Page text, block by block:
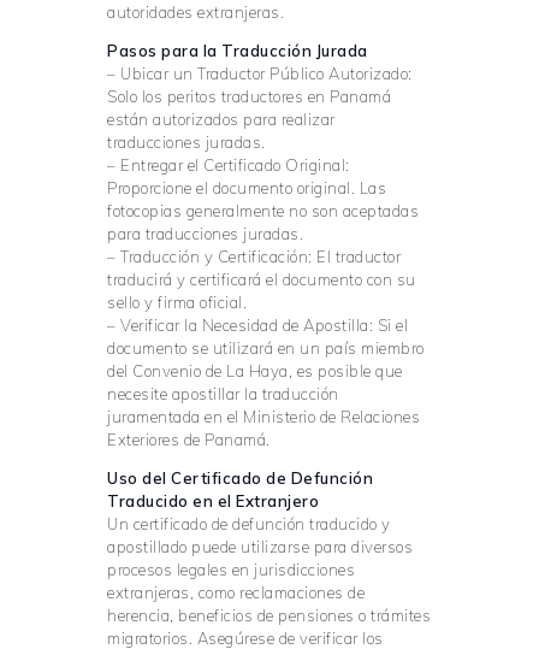
autoridades extranjeras.
Pasos para la Traducción Jurada
– Ubicar un Traductor Público Autorizado:
Solo los peritos traductores en Panamá
están autorizados para realizar
traducciones juradas.
– Entregar el Certificado Original:
Proporcione el documento original. Las
fotocopias generalmente no son aceptadas
para traducciones juradas.
– Traducción y Certificación: El traductor
traducirá y certificará el documento con su
sello y firma oficial.
– Verificar la Necesidad de Apostilla: Si el
documento se utilizará en un país miembro
del Convenio de La Haya, es posible que
necesite apostillar la traducción
juramentada en el Ministerio de Relaciones
Exteriores de Panamá.
Uso del Certificado de Defunción
Traducido en el Extranjero
Un certificado de defunción traducido y
apostillado puede utilizarse para diversos
procesos legales en jurisdicciones
extranjeras, como reclamaciones de
herencia, beneficios de pensiones o trámites
migratorios. Asegúrese de verificar los